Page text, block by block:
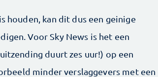
houden, kan dit dus een geinige
Voor Sky News is het een
duurt zes uur!) op een
minder verslaggevers met een